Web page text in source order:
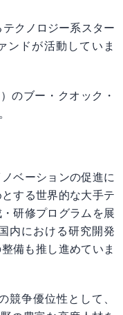
クノロジー系スター
ンドが活動していま
のブー・クオック・
ベーションの促進に
する世界的な大手テ
研修プログラムを展
内における研究開発
備も推し進めていま
競争優位性として、